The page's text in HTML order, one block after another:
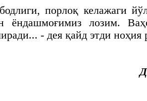
порлоқ келажаги
ёндашмоғимиз лозим.
- дея қайд этди ноҳия